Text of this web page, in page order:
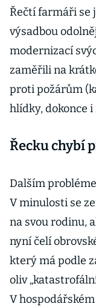
Řečtí farmáři se
výsadbou
modernizací
zaměřili na
proti požárům
hlídky, dokonce
Řecku chybí
Dalším
V minulosti se
na svou rodinu,
nyní čelí
který má podle
oliv
V